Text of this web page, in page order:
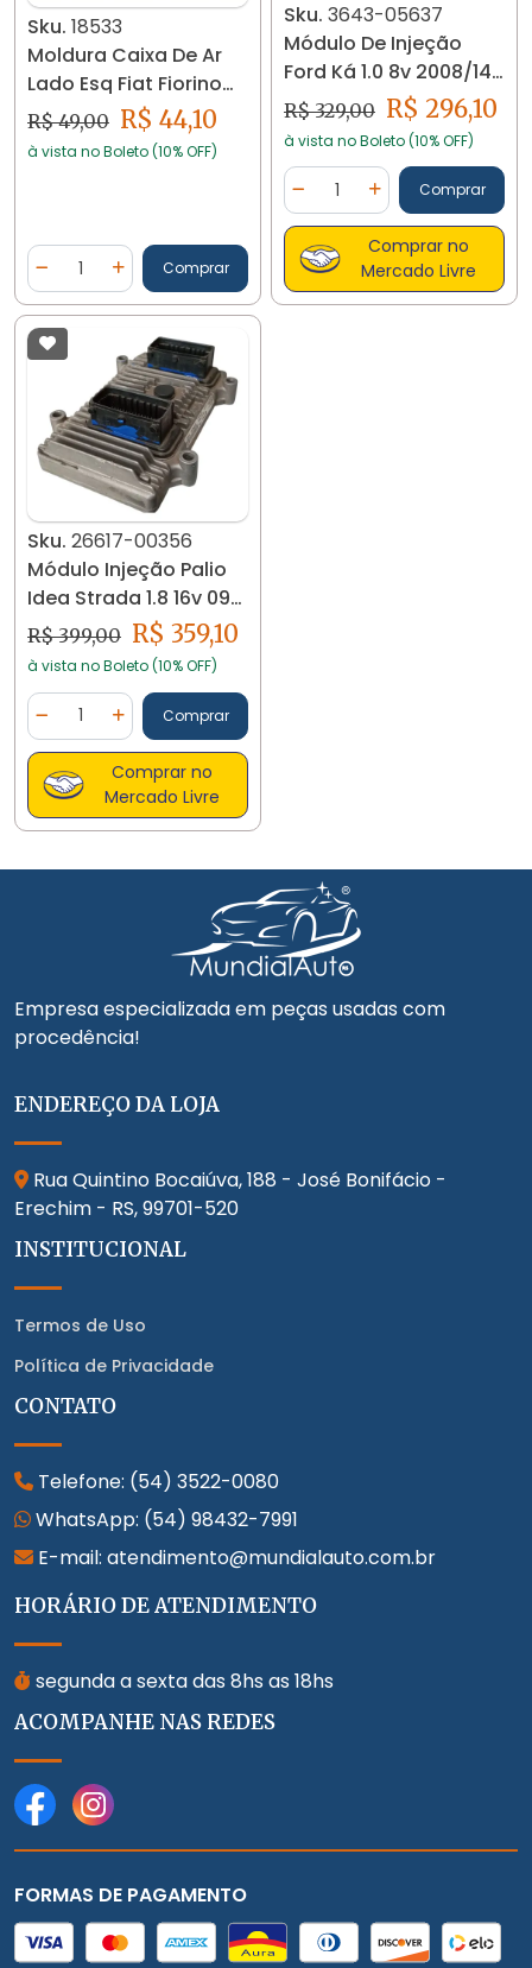
Sku. 18533
Moldura Caixa De Ar
Lado Esq Fiat Fiorino
2014/19 18533 A02
R$ 49,00 R$ 44,10
à vista no Boleto (10% OFF)
Diminuir Quantidade
Quantidade
Adicionar Quantidade
Comprar
Sku. 3643-05637
Módulo De Injeção
Ford Ká 1.0 8v 2008/14
3643
R$ 329,00 R$ 296,10
à vista no Boleto (10% OFF)
Diminuir Quantidade
Quantidade
AdicionarComprar
Comprar no
Mercado Livre
Sku. 26617-00356
Módulo Injeção Palio
Idea Strada 1.8 16v 09/.
55245207 26617
R$ 399,00 R$ 359,10
à vista no Boleto (10% OFF)
Diminuir Quantidade
Quantidade
Adicionar Quantidade
Comprar
Comprar no
Mercado Livre
Empresa especializada em peças usadas com
procedência!
ENDEREÇO DA LOJA
Rua Quintino Bocaiúva, 188 - José Bonifácio -
Erechim - RS,99701-520
INSTITUCIONAL
Termos de Uso
Política de Privacidade
CONTATO
Telefone: (54) 3522-0080
WhatsApp: (54) 98432-7991
E-mail: atendimento@mundialauto.com.br
HORÁRIO DE ATENDIMENTO
segunda a sexta das 8hs as 18hs
ACOMPANHE NAS REDES
FORMAS DE PAGAMENTO